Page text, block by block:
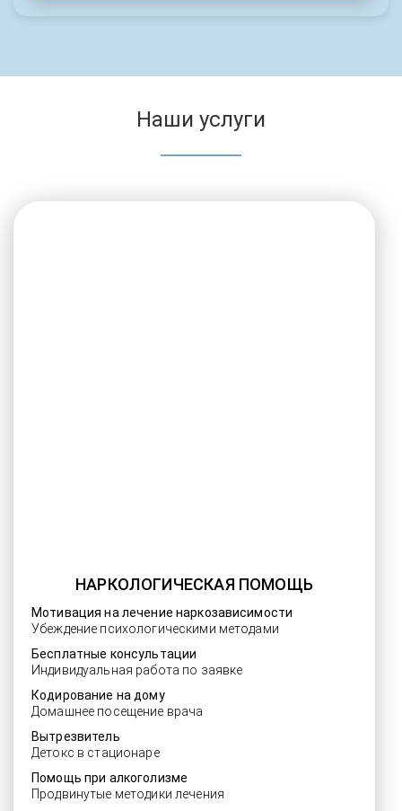
Наши услуги
НАРКОЛОГИЧЕСКАЯ ПОМОЩЬ
Мотивация на лечение наркозависимости
Убеждение психологическими методами
Бесплатные консультации
Индивидуальная работа по заявке
Кодирование на дому
Домашнее посещение врача
Вытрезвитель
Детокс в стационаре
Помощь при алкоголизме
Продвинутые методики лечения